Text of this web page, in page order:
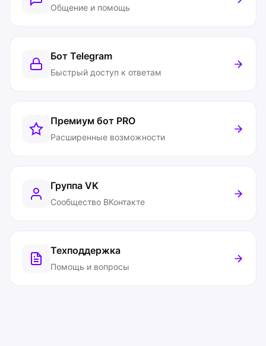
Общение и помощь
Бот Telegram
Быстрый доступ к ответам
Премиум бот PRO
Расширенные возможности
Группа VK
Сообщество ВКонтакте
Техподдержка
Помощь и вопросы